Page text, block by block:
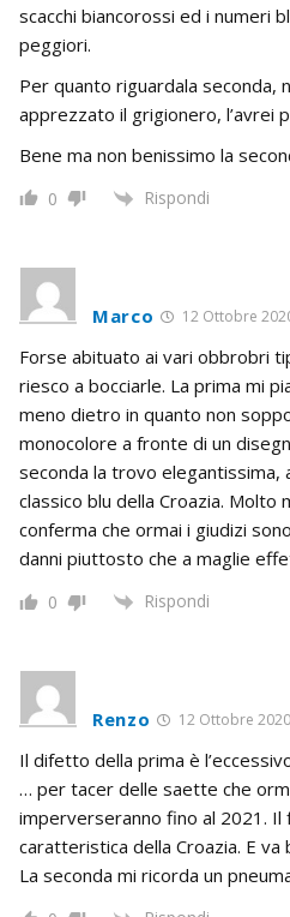
scacchi biancorossi ed i numeri
peggiori.
Per quanto riguardala seconda,
apprezzato il grigionero, l’avrei
Bene ma non benissimo la
0 Rispondi
Marco 12 Ottobre
Forse abituato ai vari obbrobri
riesco a bocciarle. La prima mi
meno dietro in quanto non
monocolore a fronte di un
seconda la trovo elegantissima,
classico blu della Croazia. Molto
conferma che ormai i giudizi
danni piuttosto che a maglie
0 Rispondi
Renzo 12 Ottobre
Il difetto della prima è
… per tacer delle saette che
imperverseranno fino al 2021. Il
caratteristica della Croazia. E va
La seconda mi ricorda un